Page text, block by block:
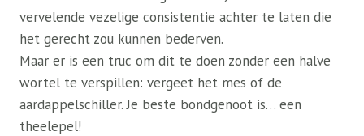
vervelende vezelige consistentie achter te laten die
het gerecht zou kunnen bederven.
Maar er is een truc om dit te doen zonder een halve
wortel te verspillen: vergeet het mes of de
aardappelschiller. Je beste bondgenoot is… een
theelepel!